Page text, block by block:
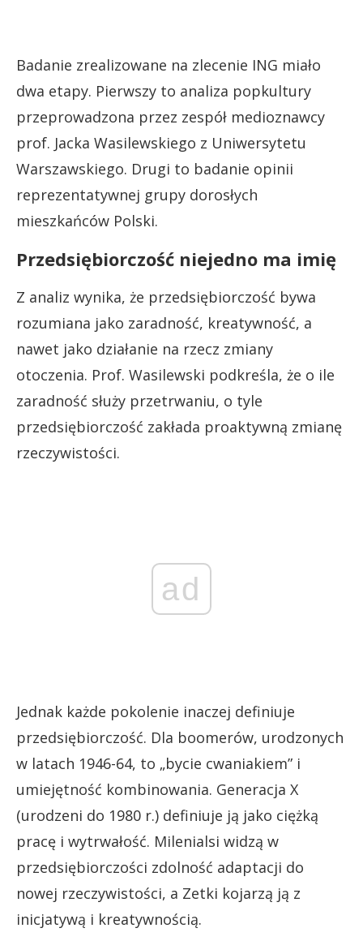
Badanie zrealizowane na zlecenie ING miało
dwa etapy. Pierwszy to analiza popkultury
przeprowadzona przez zespół medioznawcy
prof. Jacka Wasilewskiego z Uniwersytetu
Warszawskiego. Drugi to badanie opinii
reprezentatywnej grupy dorosłych
mieszkańców Polski.
Przedsiębiorczość niejedno ma imię
Z analiz wynika, że przedsiębiorczość bywa
rozumiana jako zaradność, kreatywność, a
nawet jako działanie na rzecz zmiany
otoczenia. Prof. Wasilewski podkreśla, że o ile
zaradność służy przetrwaniu, o tyle
przedsiębiorczość zakłada proaktywną zmianę
rzeczywistości.
ad
Jednak każde pokolenie inaczej definiuje
przedsiębiorczość. Dla boomerów, urodzonych
w latach 1946-64, to „bycie cwaniakiem” i
umiejętność kombinowania. Generacja X
(urodzeni do 1980 r.) definiuje ją jako ciężką
pracę i wytrwałość. Milenialsi widzą w
przedsiębiorczości zdolność adaptacji do
nowej rzeczywistości, a Zetki kojarzą ją z
inicjatywą i kreatywnością.